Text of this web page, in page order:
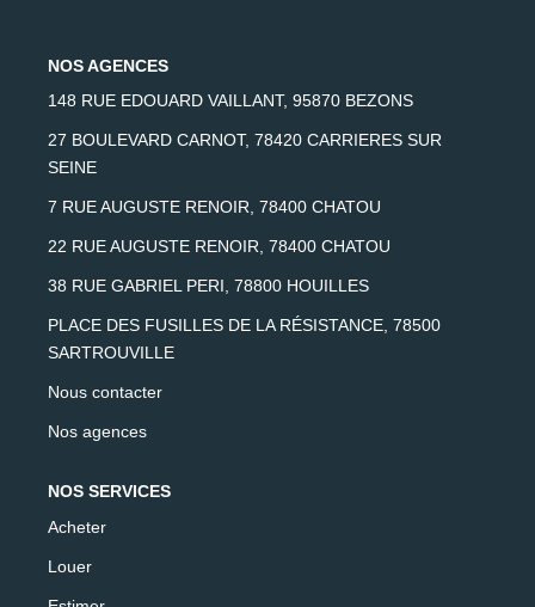
AFR IMMOBILIER Chatou - Location | Gestion | Syndic
AFR IMMOBILIER Chatou - Transaction
AFR IMMOBILIER Sartrouville
CONTACT
NOS AGENCES
148 RUE EDOUARD VAILLANT, 95870 BEZONS
27 BOULEVARD CARNOT, 78420 CARRIERES SUR
SEINE
7 RUE AUGUSTE RENOIR, 78400 CHATOU
22 RUE AUGUSTE RENOIR, 78400 CHATOU
38 RUE GABRIEL PERI, 78800 HOUILLES
PLACE DES FUSILLES DE LA RÉSISTANCE, 78500
SARTROUVILLE
Nous contacter
Nos agences
NOS SERVICES
Acheter
Louer